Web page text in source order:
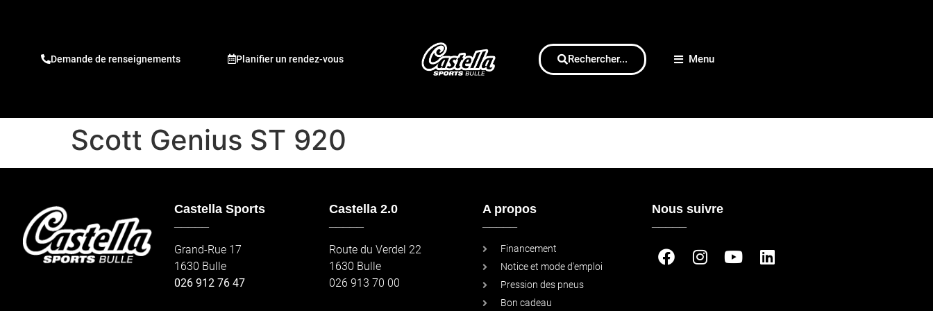
Demande de renseignements Planifier un rendez-vous Rechercher... Menu
Scott Genius ST 920
Castella Sports
Grand-Rue 17
1630 Bulle
026 912 76 47
Castella 2.0
Route du Verdel 22
1630 Bulle
026 913 70 00
A propos
Financement
Notice et mode d'emploi
Pression des pneus
Bon cadeau
Nous suivre